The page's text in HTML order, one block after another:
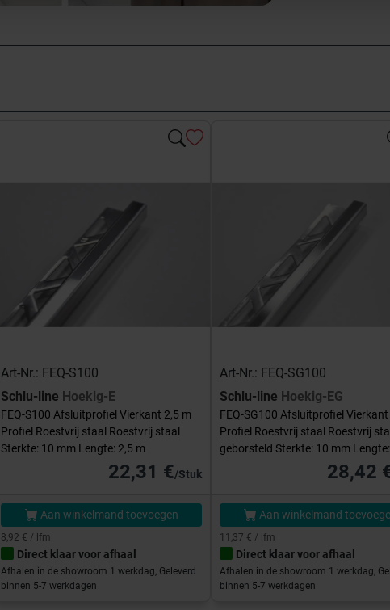
Art-Nr.: FEQ-S100
Schlu-line Hoekig-E
FEQ-S100 Afsluitprofiel Vierkant 2,5 m
Profiel Roestvrij staal Roestvrij staal
Sterkte: 10 mm Lengte: 2,5 m
22,31 €/Stuk
Aan winkelmand toevoegen
8,92 € / lfm
Direct klaar voor afhaal
Afhalen in de showroom 1 werkdag, Geleverd
binnen 5-7 werkdagen
Art-Nr.: FEQ-SG100
Schlu-line Hoekig-EG
FEQ-SG100 Afsluitprofiel
Profiel Roestvrij staal Roestvrij
geborsteld Sterkte: 10 mm
28,42
Aan winkelmand
11,37 € / lfm
Direct klaar voor afhaal
Afhalen in de showroom 1 werkdag,
binnen 5-7 werkdagen